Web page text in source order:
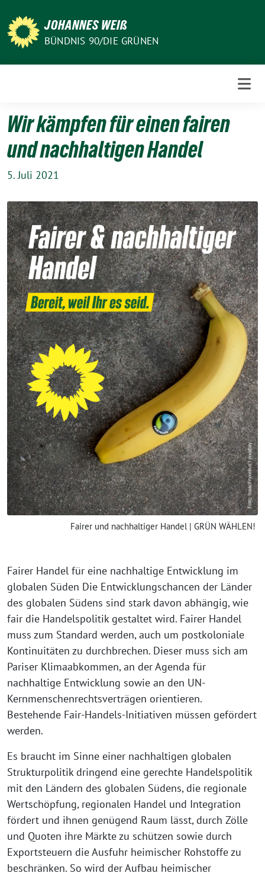
zum
Inhalt
JOHANNES WEIß
BÜNDNIS 90/DIE GRÜNEN
Wir kämpfen für einen fairen
und nachhaltigen Handel
5. Juli 2021
Fairer und nachhaltiger Handel | GRÜN WÄHLEN!
Fairer Handel für eine nachhaltige Entwicklung im
globalen Süden Die Entwicklungschancen der Länder
des globalen Südens sind stark davon abhängig, wie
fair die Handelspolitik gestaltet wird. Fairer Handel
muss zum Standard werden, auch um postkoloniale
Kontinuitäten zu durchbrechen. Dieser muss sich am
Pariser Klimaabkommen, an der Agenda für
nachhaltige Entwicklung sowie an den UN-
Kernmenschenrechtsverträgen orientieren.
Bestehende Fair-Handels-Initiativen müssen gefördert
werden.
Es braucht im Sinne einer nachhaltigen globalen
Strukturpolitik dringend eine gerechte Handelspolitik
mit den Ländern des globalen Südens, die regionale
Wertschöpfung, regionalen Handel und Integration
fördert und ihnen genügend Raum lässt, durch Zölle
und Quoten ihre Märkte zu schützen sowie durch
Exportsteuern die Ausfuhr heimischer Rohstoffe zu
beschränken. So wird der Aufbau heimischer